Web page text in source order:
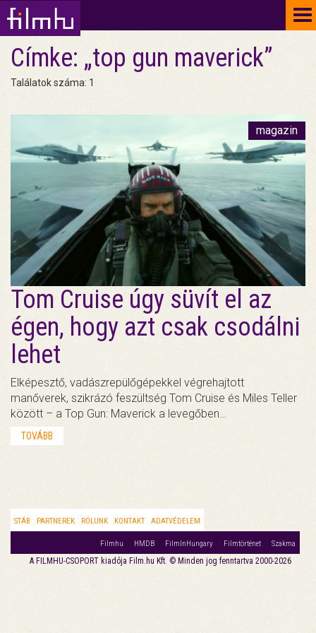
Címke: „top gun maverick”
Találatok száma: 1
magazin
Tom Cruise úgy süvít el az
égen, hogy azt csak csodálni
lehet
Elképesztő, vadászrepülőgépekkel végrehajtott
manőverek, szikrázó feszültség Tom Cruise és Miles Teller
között – a Top Gun: Maverick a levegőben…
TOVÁBB
STÁB PARTNEREK RÓLUNK KONTAKT ADATVÉDELEM
Filmhu HMDB FilmInHungary Filmtörténet Szakma
A FILMHU-CSOPORT kiadója Film.hu Kft. © Minden jog fenntartva 2000-2026